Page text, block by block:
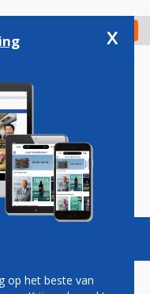
Check in
Vacatures
x
op het beste van